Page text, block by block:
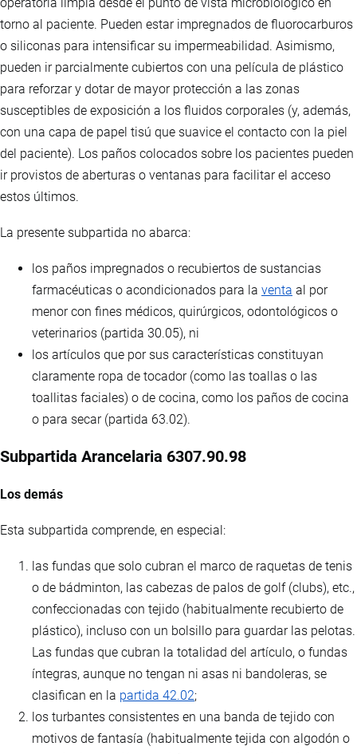
torno al paciente. Pueden estar impregnados de fluorocarburos
o siliconas para intensificar su impermeabilidad. Asimismo,
pueden ir parcialmente cubiertos con una película de plástico
para reforzar y dotar de mayor protección a las zonas
susceptibles de exposición a los fluidos corporales (y, además,
con una capa de papel tisú que suavice el contacto con la piel
del paciente). Los paños colocados sobre los pacientes pueden
ir provistos de aberturas o ventanas para facilitar el acceso
estos últimos.
La presente subpartida no abarca:
los paños impregnados o recubiertos de sustancias
farmacéuticas o acondicionados para la venta al por
menor con fines médicos, quirúrgicos, odontológicos o
veterinarios (partida 30.05), ni
los artículos que por sus características constituyan
claramente ropa de tocador (como las toallas o las
toallitas faciales) o de cocina, como los paños de cocina
o para secar (partida 63.02).
Subpartida Arancelaria 6307.90.98
Los demás
Esta subpartida comprende, en especial:
las fundas que solo cubran el marco de raquetas de tenis
o de bádminton, las cabezas de palos de golf (clubs), etc.,
confeccionadas con tejido (habitualmente recubierto de
plástico), incluso con un bolsillo para guardar las pelotas.
Las fundas que cubran la totalidad del artículo, o fundas
íntegras, aunque no tengan ni asas ni bandoleras, se
clasifican en la partida 42.02;
los turbantes consistentes en una banda de tejido con
motivos de fantasía (habitualmente tejida con algodón o